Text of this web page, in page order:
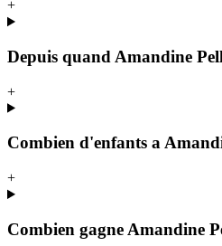
+
Depuis quand Amandine
+
Combien d'enfants a
+
Combien gagne Amandine